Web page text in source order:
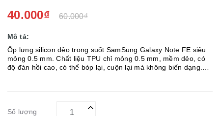
40.000₫ 60.000₫
Mô tả:
Ốp lưng silicon dẻo trong suốt SamSung Galaxy Note FE siêu
mỏng 0.5 mm. Chất liệu TPU chỉ mỏng 0.5 mm, mềm dẻo, có
độ đàn hồi cao, có thể bóp lại, cuộn lại mà không biến dạng.
Số lượng